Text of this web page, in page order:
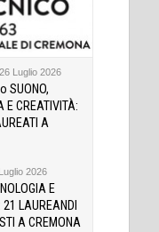
Luglio 2026
SUONO,
E CREATIVITÀ:
A
2026
E
LAUREANDI
A CREMONA